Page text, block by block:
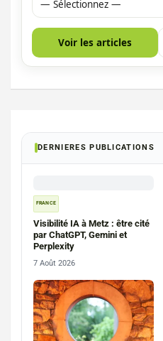
— Sélectionnez —
Voir les articles
DERNIERES PUBLICATIONS
FRANCE
Visibilité IA à Metz : être cité
par ChatGPT, Gemini et
Perplexity
7 Août 2026